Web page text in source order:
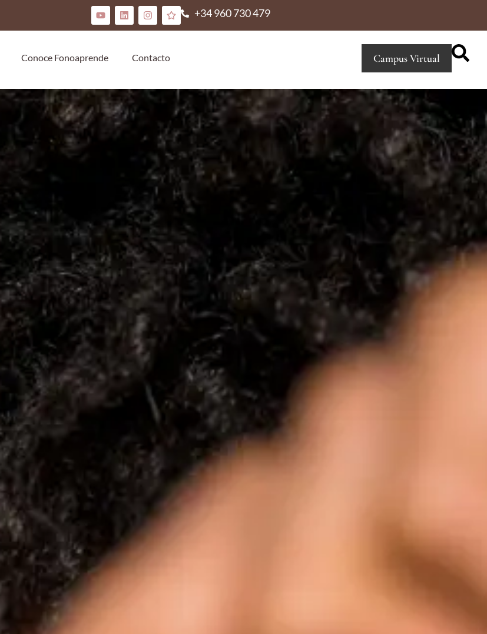
+34 960 730 479
Conoce Fonoaprende Contacto Campus Virtual